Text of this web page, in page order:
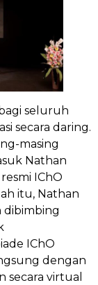
seluruh
secara daring.
masing
Nathan
IChO
itu, Nathan
dibimbing
IChO
dengan
secara virtual